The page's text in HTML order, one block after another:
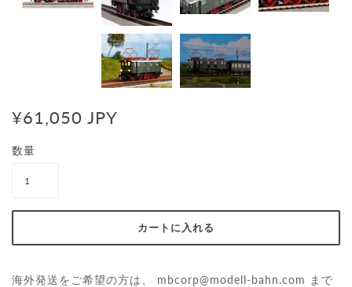
¥61,050 JPY
数量
海外発送をご希望の方は、 mbcorp@modell-bahn.com
まで